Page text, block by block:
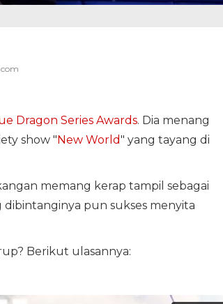
Dragon Series Awards. Dia menang
show "New World" yang tayang di
memang kerap tampil sebagai
dibintanginya pun sukses menyita
Berikut ulasannya: